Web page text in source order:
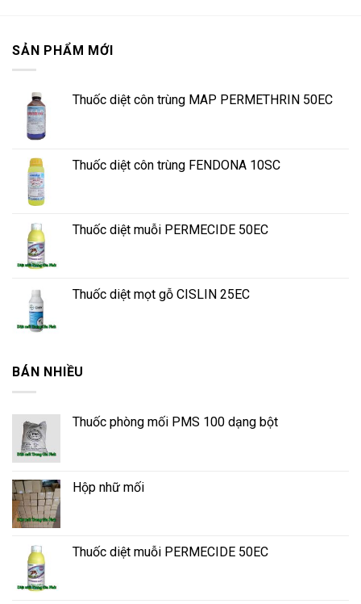
SẢN PHẨM MỚI
Thuốc diệt côn trùng MAP PERMETHRIN 50EC
Thuốc diệt côn trùng FENDONA 10SC
Thuốc diệt muỗi PERMECIDE 50EC
Thuốc diệt mọt gỗ CISLIN 25EC
BÁN NHIỀU
Thuốc phòng mối PMS 100 dạng bột
Hộp nhữ mối
Thuốc diệt muỗi PERMECIDE 50EC